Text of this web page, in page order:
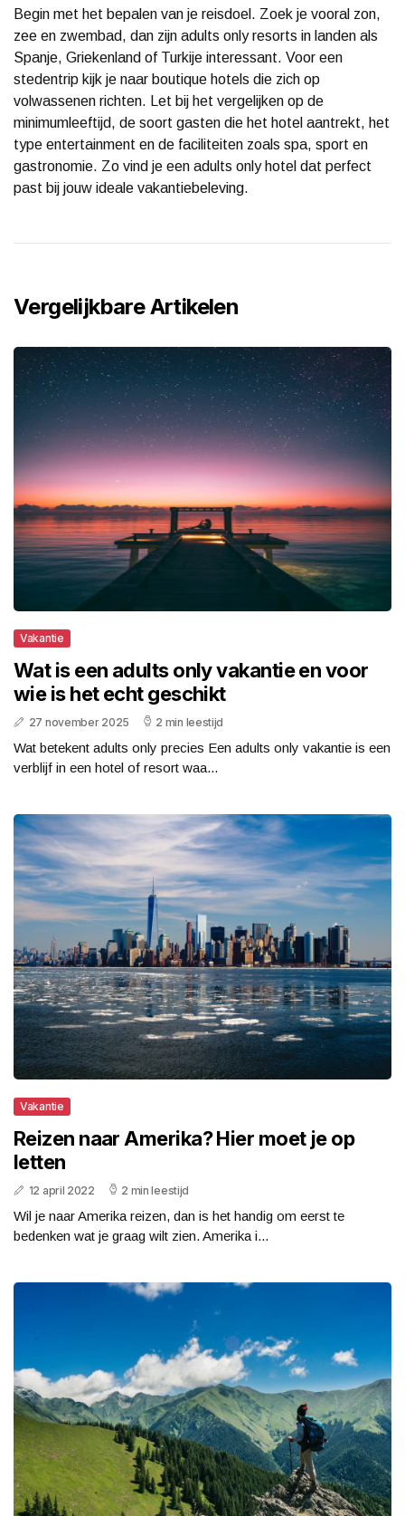
Begin met het bepalen van je reisdoel. Zoek je vooral zon,
zee en zwembad, dan zijn adults only resorts in landen als
Spanje, Griekenland of Turkije interessant. Voor een
stedentrip kijk je naar boutique hotels die zich op
volwassenen richten. Let bij het vergelijken op de
minimumleeftijd, de soort gasten die het hotel aantrekt, het
type entertainment en de faciliteiten zoals spa, sport en
gastronomie. Zo vind je een adults only hotel dat perfect
past bij jouw ideale vakantiebeleving.
Vergelijkbare Artikelen
Vakantie
Wat is een adults only vakantie en voor
wie is het echt geschikt
27 november 2025 2 min leestijd
Wat betekent adults only precies Een adults only vakantie is een
verblijf in een hotel of resort waa...
Vakantie
Reizen naar Amerika? Hier moet je op
letten
12 april 2022 2 min leestijd
Wil je naar Amerika reizen, dan is het handig om eerst te
bedenken wat je graag wilt zien. Amerika i...